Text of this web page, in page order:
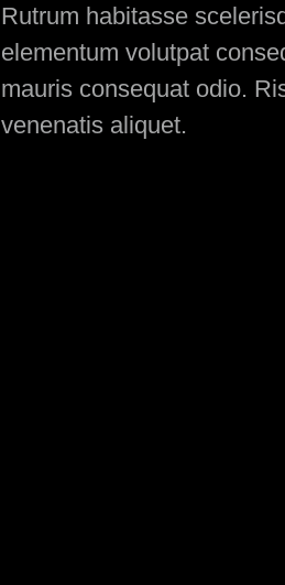
Rutrum habitasse
elementum volutpat
mauris consequat odio.
venenatis aliquet.